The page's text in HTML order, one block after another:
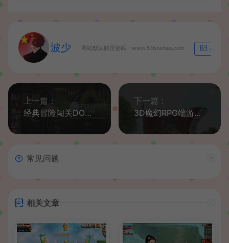
波少 网站默认解压密码：www.51boshao.com 生成海
上一篇：
经典冒险闯关DOF端游【70神迹PRO版】最新整理版本pvf+客户端+等级补丁+攻略
下一篇：
3D魔幻RPG端游【龙魂世界6职业】最新整理Win系服务端+PC客户端+网页注册+详细搭建教程+视频教程
常见问题
相关文章